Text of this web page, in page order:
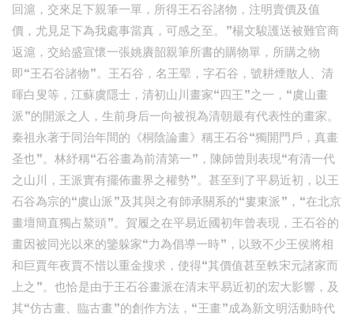
回滬，交來足下親筆一單，所得王石谷諸物，注明賣價及值
價，尤見足下為我處事當真，可感之至。”楊文駿護送被難官商
返滬，交給盛宣懷一張姚賡韶親筆所書的購物單，所購之物
即“王石谷諸物”。王石谷，名王翚，字石谷，號耕煙散人、清
暉白叟等，江蘇虞隱士，清初山川畫家“四王”之一，“虞山畫
派”的開派之人，生前身后一向被視為清朝最有代表性的畫家。
秦祖永著于同治年間的《桐陰論畫》稱王石谷“獨開門戶，真畫
圣也”。林紓稱“石谷畫為前清第一”，陳師曾則表現“有清一代
之山川，王派實有擺佈畫界之權勢”。甚至到了平易近初，以王
石谷為宗的“虞山派”及其與之有師承關系的“婁東派”，“在北京
畫壇簡直獨占鰲頭”。賀履之在平易近國初年曾表現，王石谷的
畫因被同光以來的鑒躲家“力為倡導一時”，以致不少王侯將相
和巨賈年夜賈不惜以重金搜求，使得“其價值甚至軼宋元諸家而
上之”。也恰是由于王石谷畫派在清末平易近初的宏大影響，及
其“仿古畫、臨古畫”的創作方法，“王畫”成為新文明活動時代